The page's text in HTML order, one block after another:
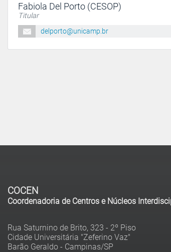
Fabiola Del Porto (CESOP)
Titular
delporto@unicamp.br
COCEN
Coordenadoria de Centros e Núcleos
Rua Saturnino de Brito, 323 - 2º Piso
Cidade Universitária "Zeferino Vaz"
Barão Geraldo - Campinas/SP